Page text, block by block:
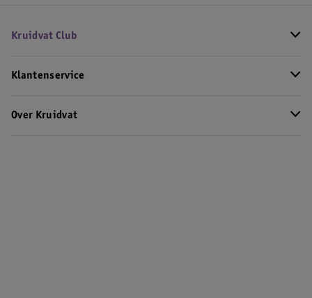
Kruidvat Club
Klantenservice
Over Kruidvat